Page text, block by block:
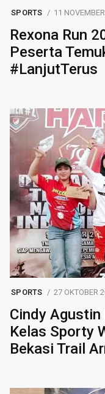
SPORTS 11
Rexona Run
Peserta
#LanjutTerus
SPORTS 27 OKTOBER
Cindy
Kelas Sporty
Bekasi Trail